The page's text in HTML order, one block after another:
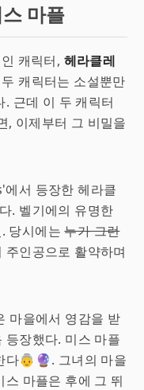
마플
캐릭터, 헤라클레
캐릭터는 소설뿐만
근데 이 두 캐릭터
, 이제부터 그 비밀을
서 등장한 헤라클
. 벨기에의 유명한
당시에는누가 그런
인공으로 활약하며
마을에서 영감을 받
장했다. 미스 마플
다👵🔮. 그녀의 마을
마플은 후에 그 뛰